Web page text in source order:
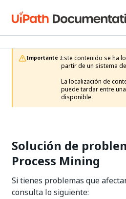
Importante :Este contenido se ha
partir de un sistema
La localización de
puede tardar entre
disponible.
Solución de
Process Mining
Si tienes problemas que
consulta lo siguiente: